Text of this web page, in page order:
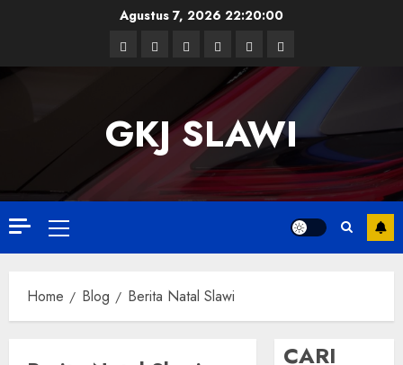
Agustus 7, 2026 22:20:00
Facebook
TwitterLinkedin
VK YoutubeInstagram
GKJ SLAWI
Primary
Menu
Home Blog Berita Natal Slawi
CARI